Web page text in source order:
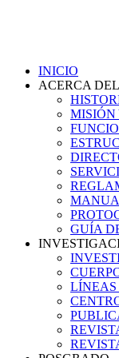
INICIO
ACERCA
MISIÓN
GUÍA
LÍNEAS